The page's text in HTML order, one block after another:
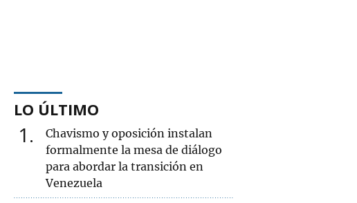
LO ÚLTIMO
1
Chavismo y oposición instalan
formalmente la mesa de diálogo
para abordar la transición en
Venezuela